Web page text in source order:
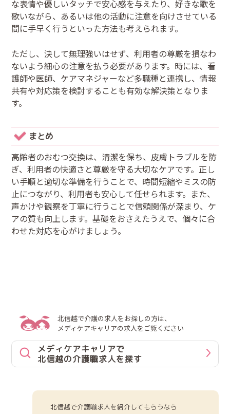
な表情や優しいタッチで安心感を与えたり、好きな歌を
歌いながら、あるいは他の活動に注意を向けさせている
間に手早く行うといった方法も考えられます。
ただし、決して無理強いはせず、利用者の尊厳を損なわ
ないよう細心の注意を払う必要があります。時には、看
護師や医師、ケアマネジャーなど多職種と連携し、情報
共有や対応策を検討することも有効な解決策となりま
す。
まとめ
高齢者のおむつ交換は、清潔を保ち、皮膚トラブルを防
ぎ、利用者の快適さと尊厳を守る大切なケアです。正し
い手順と適切な準備を行うことで、時間短縮やミスの防
止につながり、利用者も安心して任せられます。また、
声かけや観察を丁寧に行うことで信頼関係が深まり、ケ
アの質も向上します。基礎をおさえたうえで、個々に合
わせた対応を心がけましょう。
北信越で介護の求人をお探しの方は、
メディケアキャリアの求人をご覧ください
メディケアキャリアで
北信越の介護職求人を探す
北信越で介護職求人を紹介してもらうなら